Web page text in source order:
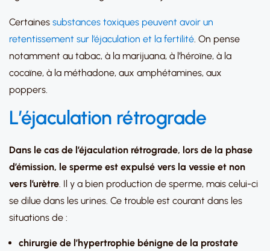
Certaines substances toxiques peuvent avoir un
retentissement sur l’éjaculation et la fertilité. On pense
notamment au tabac, à la marijuana, à l’héroïne, à la
cocaïne, à la méthadone, aux amphétamines, aux
poppers.
L’éjaculation rétrograde
Dans le cas de l’éjaculation rétrograde, lors de la phase
d’émission, le sperme est expulsé vers la vessie et non
vers l’urètre. Il y a bien production de sperme, mais celui-ci
se dilue dans les urines. Ce trouble est courant dans les
situations de :
chirurgie de l’hypertrophie bénigne de la prostate